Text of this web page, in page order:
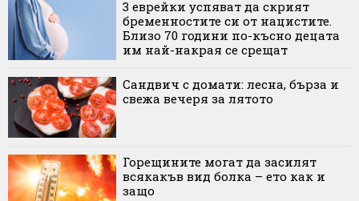
3 еврейки успяват да скрият
бременностите си от нацистите.
Близо 70 години по-късно децата
им най-накрая се срещат
Сандвич с домати: лесна, бърза и
свежа вечеря за лятото
Горещините могат да засилят
всякакъв вид болка – ето как и
защо